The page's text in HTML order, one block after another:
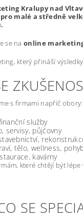
Kralupy nad
malé a středně
se naonline
který přináší
s firmami napříč obory:
služby
servisy, půjčovny
tělo, wellness,
kavárny
které chtějí být
SE